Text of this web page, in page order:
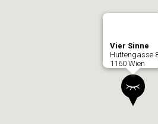
Vier Sinne
Huttengasse
1160 Wien